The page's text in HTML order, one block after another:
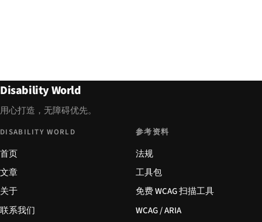
Disability World
用心打造，无障碍优先。
DISABILITY WORLD
首页
文章
关于
联系我们
参考资料
法规
工具包
免费 WCAG 扫描工具
WCAG / ARIA